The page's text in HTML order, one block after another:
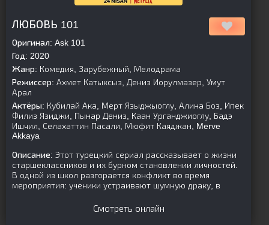
ЛЮБОВЬ 101
Оригинал: Ask 101
Год: 2020
Жанр: Комедия, Зарубежный, Мелодрама
Режиссер: Ахмет Катыксыз, Дениз Иорулмазер, Умут
Арал
Актёры: Кубилай Ака, Мерт Языджыоглу, Алина Боз, Ипек
Филиз Язиджи, Пынар Дениз, Каан Урганджиоглу, Бадэ
Ишчил, Селахаттин Пасали, Мюфит Каяджан, Merve
Akkaya
Описание: Этот турецкий сериал рассказывает о жизни
старшеклассников и их бурном становлении личностей.
В одной из школ разгорается конфликт во время
мероприятия: ученики устраивают шумную драку, в
Смотреть онлайн